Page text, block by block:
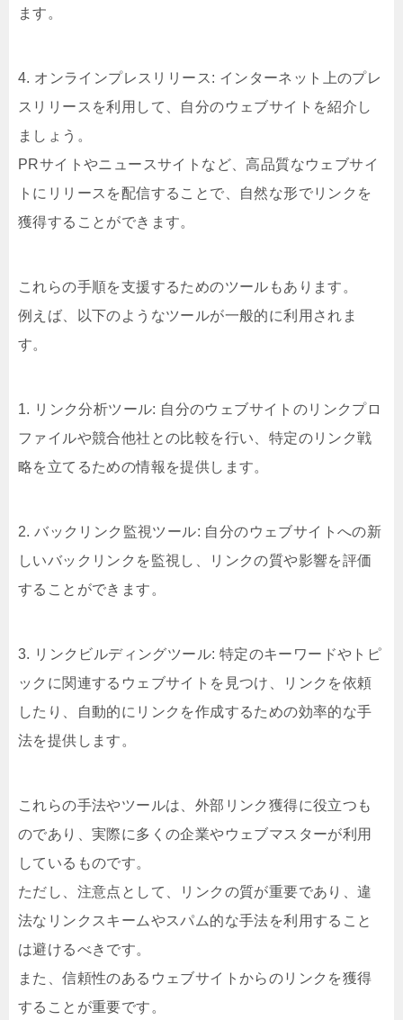
ます。
4. オンラインプレスリリース: インターネット上のプレ
スリリースを利用して、自分のウェブサイトを紹介し
ましょう。
PRサイトやニュースサイトなど、高品質なウェブサイ
トにリリースを配信することで、自然な形でリンクを
獲得することができます。
これらの手順を支援するためのツールもあります。
例えば、以下のようなツールが一般的に利用されま
す。
1. リンク分析ツール: 自分のウェブサイトのリンクプロ
ファイルや競合他社との比較を行い、特定のリンク戦
略を立てるための情報を提供します。
2. バックリンク監視ツール: 自分のウェブサイトへの新
しいバックリンクを監視し、リンクの質や影響を評価
することができます。
3. リンクビルディングツール: 特定のキーワードやトピ
ックに関連するウェブサイトを見つけ、リンクを依頼
したり、自動的にリンクを作成するための効率的な手
法を提供します。
これらの手法やツールは、外部リンク獲得に役立つも
のであり、実際に多くの企業やウェブマスターが利用
しているものです。
ただし、注意点として、リンクの質が重要であり、違
法なリンクスキームやスパム的な手法を利用すること
は避けるべきです。
また、信頼性のあるウェブサイトからのリンクを獲得
することが重要です。